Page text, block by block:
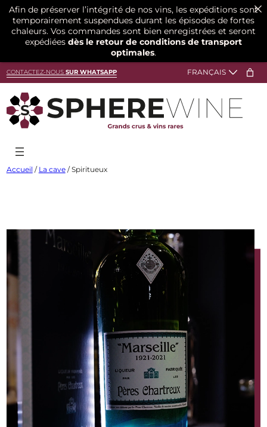
au
CONTACTEZ-NOUS SUR WHATSAPP
Accueil / La cave/ Spiritueux
Afin de préserver l’intégrité de nos vins, les expéditions sont
temporairement suspendues durant les épisodes de fortes
chaleurs. Vos commandes sont bien enregistrées et seront
expédiées dès le retour de conditions de transport
optimales.